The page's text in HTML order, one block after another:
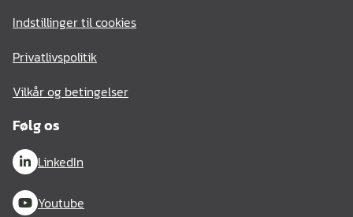
Indstillinger til cookies
Privatlivspolitik
Vilkår og betingelser
Følg os
LinkedIn
Youtube